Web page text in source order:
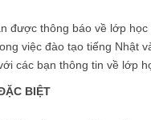
được thông báo về lớp
việc đào tạo tiếng Nhật
các bạn thông tin về lớp
BIỆT